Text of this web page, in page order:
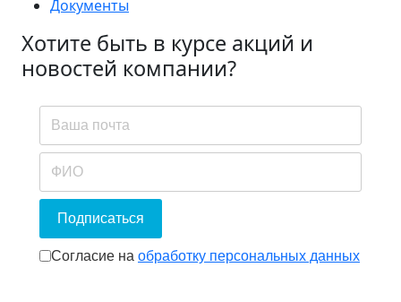
Документы
Хотите быть в курсе акций и
новостей компании?
Подписаться
Согласие на обработку персональных
Согласие на обработку персональных данных